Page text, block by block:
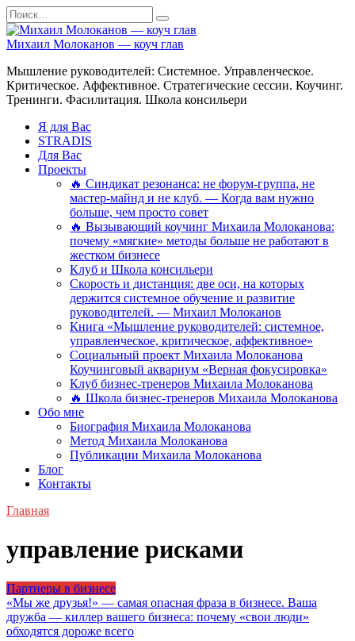
Перейти
к
содержанию
Search
for:
Михаил Молоканов — коуч глав
Мышление руководителей: Системное. Управленческое.
Критическое. Аффективное. Стратегические сессии. Коучинг.
Тренинги. Фасилитация. Школа консильери
Я для Вас
STRADIS
Для Вас
Проекты
🔥 Синдикат резонанса: не форум-группа, не
мастер-майнд и не клуб. — Когда вам нужно
больше, чем просто совет
🔥 Вызывающий коучинг Михаила Молоканова:
почему «мягкие» методы больше не работают в
жестком бизнесе
Клуб и Школа консильери
Скорость и дистанция: две оси, на которых
держится системное обучение и развитие
руководителей. — Михаил Молоканов
Книга «Мышление руководителей: системное,
управленческое, критическое, аффективное»
Социальный проект Михаила Молоканова
Коучинговый аквариум «Верная фокусировка»
Клуб бизнес-тренеров Михаила Молоканова
🔥 Школа бизнес-тренеров Михаила Молоканова
Обо мне
Биография Михаила Молоканова
Метод Михаила Молоканова
Публикации Михаила Молоканова
Блог
Контакты
Главная
управление рисками
Партнеры в бизнесе
«Мы же друзья!» — самая опасная фраза в бизнесе. Ваша
дружба — киллер вашего бизнеса: почему «свои люди»
обходятся дороже всего